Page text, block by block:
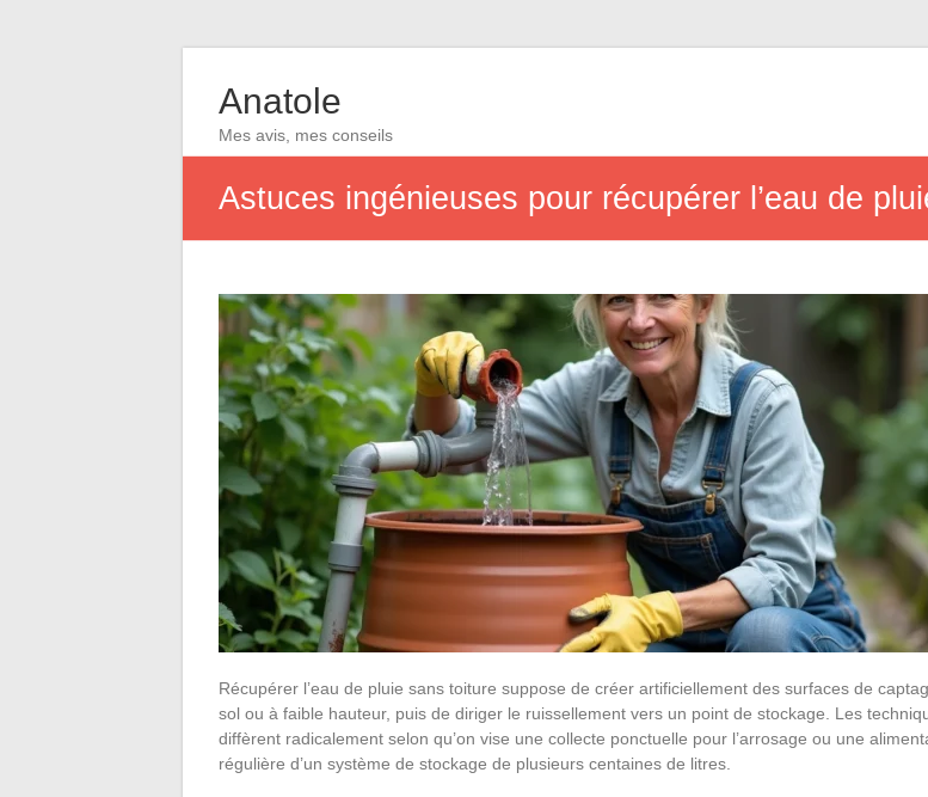
Anatole
Mes avis, mes conseils
Astuces ingénieuses pour récupérer l’eau de
Récupérer l’eau de pluie sans toiture suppose de créer artificiellement des surfaces de
sol ou à faible hauteur, puis de diriger le ruissellement vers un point de stockage. Les
diffèrent radicalement selon qu’on vise une collecte ponctuelle pour l’arrosage ou une
régulière d’un système de stockage de plusieurs centaines de litres.